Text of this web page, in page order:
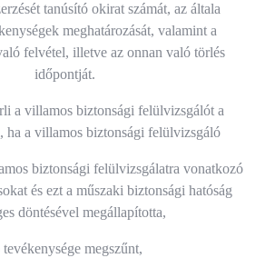
tanúsító okirat számát, az általa
meghatározását, valamint a
felvétel, illetve az onnan való törlés
időpontját.
a villamos biztonsági felülvizsgálót a
ha a villamos biztonsági felülvizsgáló
biztonsági felülvizsgálatra vonatkozó
és ezt a műszaki biztonsági hatóság
döntésével megállapította,
tevékenysége megszűnt,